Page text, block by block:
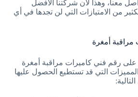
معنا، وهذا لأن شركتنا الأفضل
من الامتيازات التي لن تجدها في أي
أمغرة
رقم فني كاميرات مراقبة أمغرة
التي قد تستطيع الحصول عليها